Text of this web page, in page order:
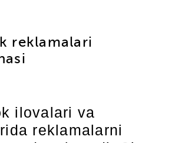
reklamalari
ilovalari va
reklamalarni